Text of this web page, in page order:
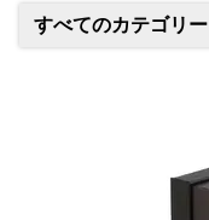
すべてのカテゴリー